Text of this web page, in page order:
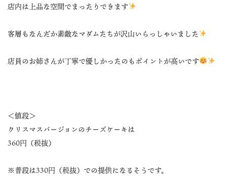
店内は上品な空間でまったりできます
客層もなんだか素敵なマダムたちが沢山いらっしゃいました
店員のお姉さんが丁寧で優しかったのもポイントが高いです
＜値段＞
クリスマスバージョンのチーズケーキは
360円（税抜）
※普段は330円（税抜）での提供になるそうです。